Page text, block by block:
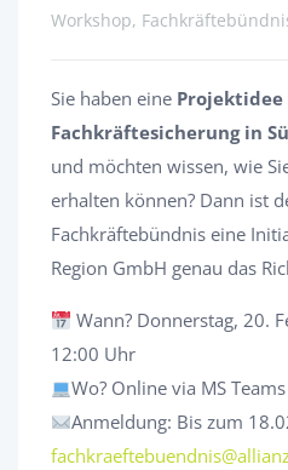
Workshop,
Sie haben eine Projektidee
Fachkräftesicherung in
und möchten wissen, wie
erhalten können? Dann ist
Fachkräftebündnis eine
Region GmbH genau das
Wann? Donnerstag, 20.
12:00 Uhr
Wo? Online via MS Teams
Anmeldung: Bis zum